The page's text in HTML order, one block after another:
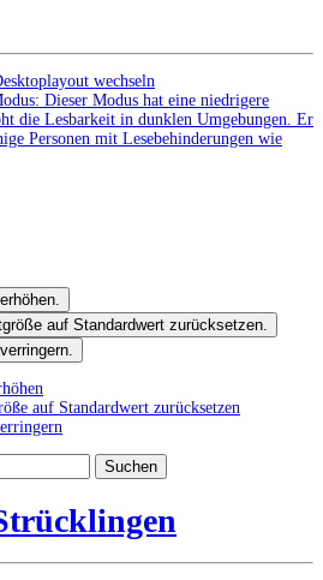
wechseln
Dieser Modus hat eine niedrigere
die Lesbarkeit in dunklen Umgebungen. Er
Personen mit Lesebehinderungen wie
auf Standardwert zurücksetzen.
auf Standardwert zurücksetzen
Suchen